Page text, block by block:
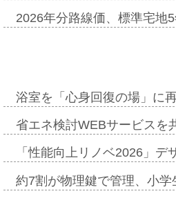
2026年分路線価、標準宅
浴室を「心身回復の場」に
省エネ検討WEBサービス
「性能向上リノベ2026」
約7割が物理鍵で管理、小